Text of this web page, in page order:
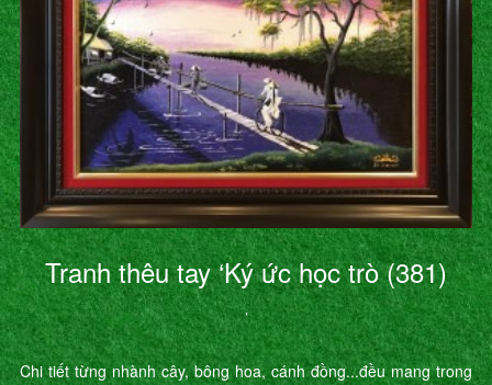
Tranh thêu tay ‘Ký ức học trò (381)
’
Chi tiết từng nhành cây, bông hoa, cánh đồng...đều mang trong